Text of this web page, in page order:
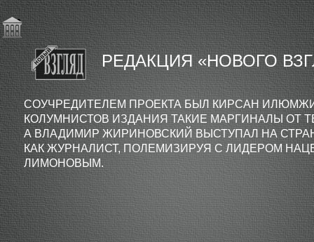
РЕДАКЦИЯ «НОВОГО
СОУЧРЕДИТЕЛЕМ ПРОЕКТА БЫЛ КИРСАН
КОЛУМНИСТОВ ИЗДАНИЯ ТАКИЕ МАРГИНАЛЫ ОТ
А ВЛАДИМИР ЖИРИНОВСКИЙ ВЫСТУПАЛ НА
КАК ЖУРНАЛИСТ, ПОЛЕМИЗИРУЯ С ЛИДЕРОМ
ЛИМОНОВЫМ.